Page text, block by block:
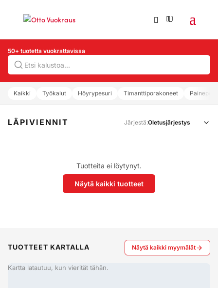
Hae
50+ tuotetta vuokrattavissa
Kaikki Työkalut Höyrypesuri Timanttiporakoneet
LÄPIVIENNIT Järjestä:
Tuotteita ei löytynyt.
Näytä kaikki tuotteet
TUOTTEET KARTALLA Näytä kaikki myymälät
Kartta latautuu, kun vierität tähän.